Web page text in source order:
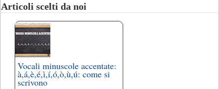
Articoli scelti da noi
Vocali minuscole accentate:
à,á,è,é,ì,í,ó,ò,ù,ú: come si
scrivono